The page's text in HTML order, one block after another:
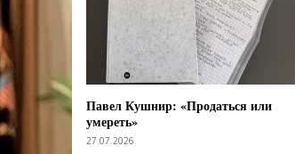
Павел Кушнир: «Продаться или
умереть»
27.07.2026